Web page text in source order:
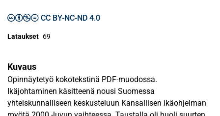
CC BY-NC-ND 4.0
Lataukset 69
Kuvaus
Opinnäytetyö kokotekstinä PDF-muodossa.
Ikäjohtaminen käsitteenä nousi Suomessa
yhteiskunnalliseen keskusteluun Kansallisen ikäohjelman